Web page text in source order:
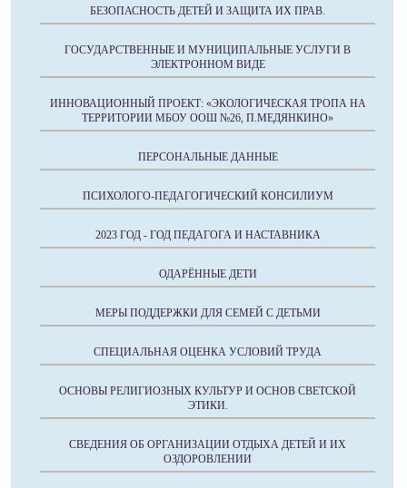
БЕЗОПАСНОСТЬ ДЕТЕЙ И ЗАЩИТА ИХ ПРАВ.
ГОСУДАРСТВЕННЫЕ И МУНИЦИПАЛЬНЫЕ УСЛУГИ В
ЭЛЕКТРОННОМ ВИДЕ
ИННОВАЦИОННЫЙ ПРОЕКТ: «ЭКОЛОГИЧЕСКАЯ ТРОПА НА
ТЕРРИТОРИИ МБОУ ООШ №26, П.МЕДЯНКИНО»
ПЕРСОНАЛЬНЫЕ ДАННЫЕ
ПСИХОЛОГО-ПЕДАГОГИЧЕСКИЙ КОНСИЛИУМ
2023 ГОД - ГОД ПЕДАГОГА И НАСТАВНИКА
ОДАРЁННЫЕ ДЕТИ
МЕРЫ ПОДДЕРЖКИ ДЛЯ СЕМЕЙ С ДЕТЬМИ
СПЕЦИАЛЬНАЯ ОЦЕНКА УСЛОВИЙ ТРУДА
ОСНОВЫ РЕЛИГИОЗНЫХ КУЛЬТУР И ОСНОВ СВЕТСКОЙ
ЭТИКИ.
СВЕДЕНИЯ ОБ ОРГАНИЗАЦИИ ОТДЫХА ДЕТЕЙ И ИХ
ОЗДОРОВЛЕНИИ